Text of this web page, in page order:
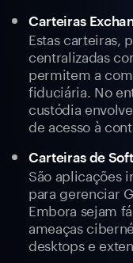
Carteiras
Estas carteiras,
centralizadas
permitem a
fiduciária. No
custódia
de acesso à
Carteiras de
São aplicações
para gerenciar
Embora sejam
ameaças
desktops e